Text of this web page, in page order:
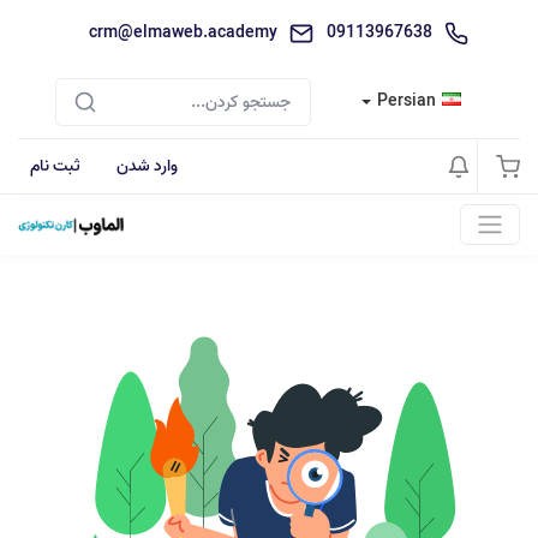
09113967638
crm@elmaweb.academy
Persian
وارد شدن ثبت نام